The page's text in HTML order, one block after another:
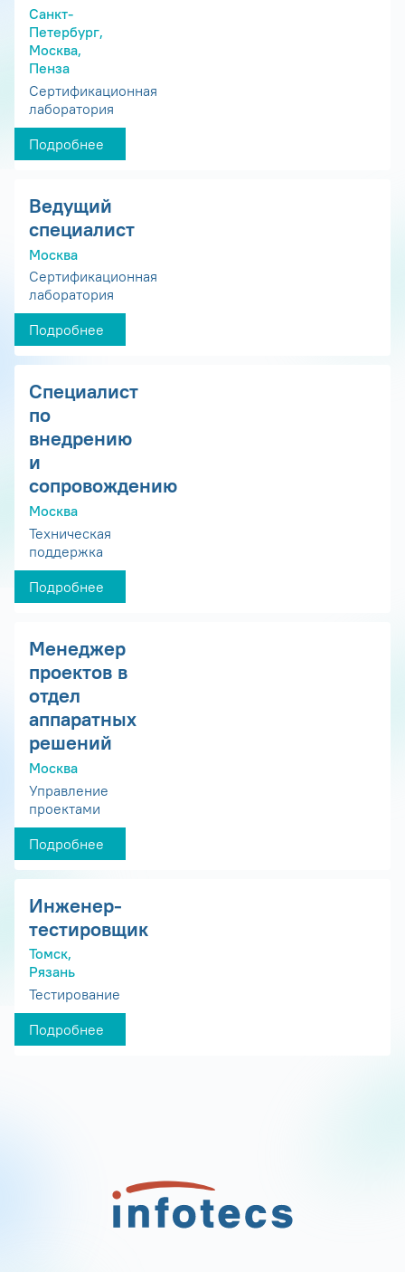
Санкт-
Петербург,
Москва,
Пенза
Сертификационная
лаборатория
Подробнее
Ведущий
специалист
Москва
Сертификационная
лаборатория
Подробнее
Специалист
по
внедрению
и
сопровождению
Москва
Техническая
поддержка
Подробнее
Менеджер
проектов в
отдел
аппаратных
решений
Москва
Управление
проектами
Подробнее
Инженер-
тестировщик
Томск,
Рязань
Тестирование
Подробнее